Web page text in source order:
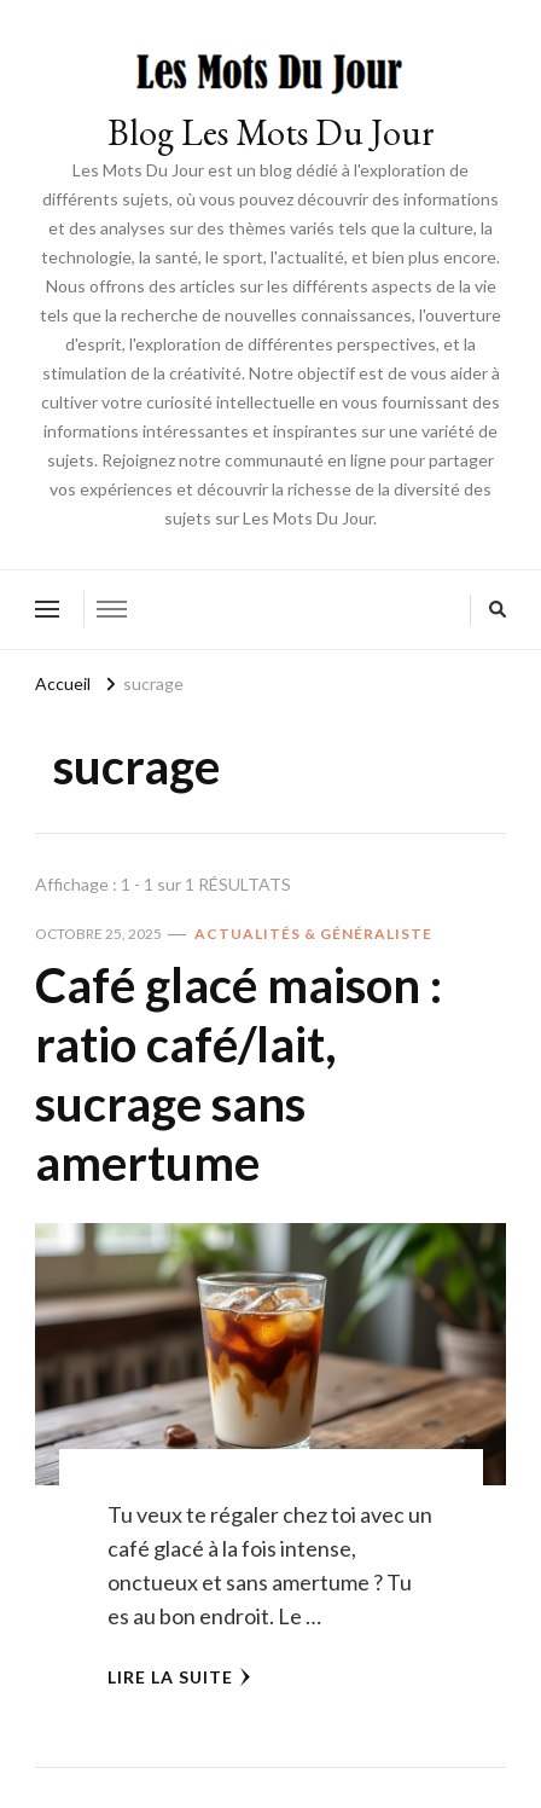
Blog Les Mots Du Jour
Les Mots Du Jour est un blog dédié à l'exploration de
différents sujets, où vous pouvez découvrir des informations
et des analyses sur des thèmes variés tels que la culture, la
technologie, la santé, le sport, l'actualité, et bien plus encore.
Nous offrons des articles sur les différents aspects de la vie
tels que la recherche de nouvelles connaissances, l'ouverture
d'esprit, l'exploration de différentes perspectives, et la
stimulation de la créativité. Notre objectif est de vous aider à
cultiver votre curiosité intellectuelle en vous fournissant des
informations intéressantes et inspirantes sur une variété de
sujets. Rejoignez notre communauté en ligne pour partager
vos expériences et découvrir la richesse de la diversité des
sujets sur Les Mots Du Jour.
Accueil sucrage
sucrage
Affichage : 1 - 1 sur 1 RÉSULTATS
OCTOBRE 25, 2025 ACTUALITÉS & GÉNÉRALISTE
Café glacé maison :
ratio café/lait,
sucrage sans
amertume
Tu veux te régaler chez toi avec un
café glacé à la fois intense,
onctueux et sans amertume ? Tu
es au bon endroit. Le …
LIRE LA SUITE